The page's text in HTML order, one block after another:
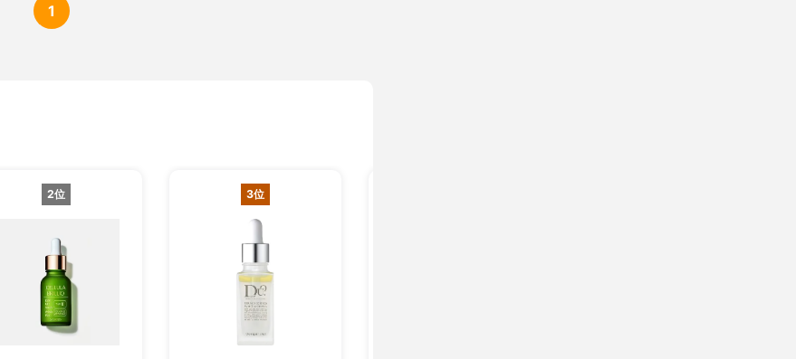
1
2位 3位